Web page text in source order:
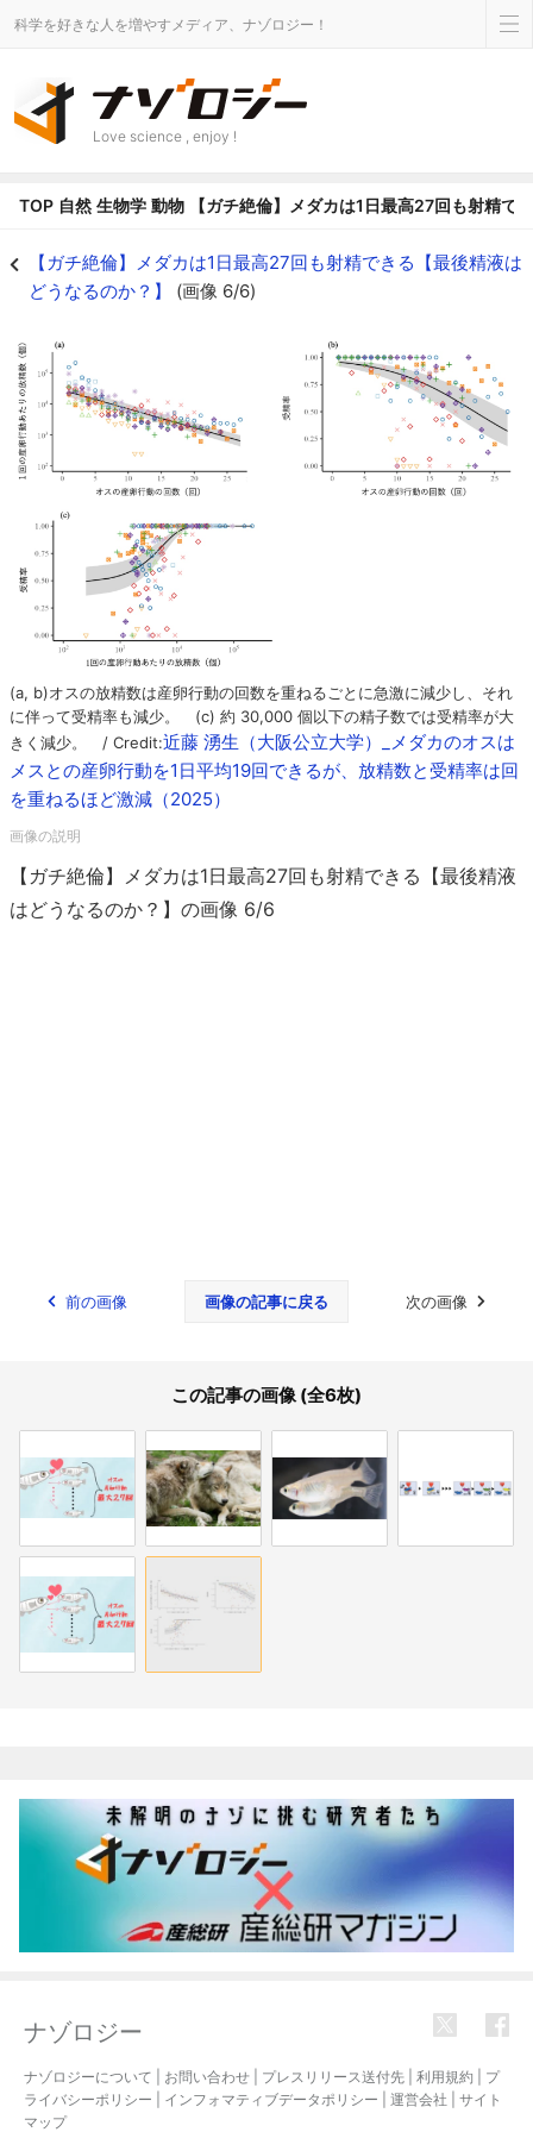
科学を好きな人を増やすメディア、ナゾロジー！
Love science , enjoy !
TOP 自然 生物学 動物 【ガチ絶倫】メダカは1日最高27回も射精で
【ガチ絶倫】メダカは1日最高27回も射精できる【最後精液は
どうなるのか？】 (画像 6/6)
(a, b)オスの放精数は産卵行動の回数を重ねるごとに急激に減少し、それ
に伴って受精率も減少。 (c) 約 30,000 個以下の精子数では受精率が大
きく減少。 / Credit:近藤 湧生（大阪公立大学）_メダカのオスは
メスとの産卵行動を1日平均19回できるが、放精数と受精率は回
を重ねるほど激減（2025）
【ガチ絶倫】メダカは1日最高27回も射精できる【最後精液
はどうなるのか？】の画像 6/6
前の画像 画像の記事に戻る 次の画像
この記事の画像 (全6枚)
ナゾロジー
ナゾロジーについて お問い合わせ プレスリリース送付先 利用規約
プ
ライバシーポリシー
インフォマティブデータポリシー 運営会社
サイト
マップ